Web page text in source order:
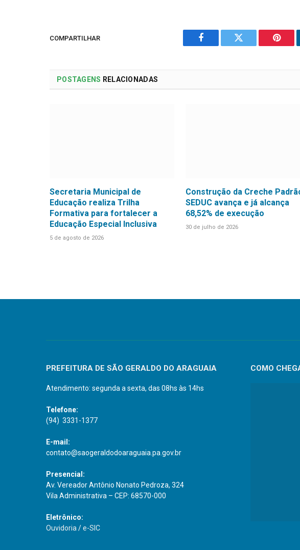
COMPARTILHAR
Facebook Twitter
POSTAGENS RELACIONADAS
Secretaria Municipal de
Educação realiza Trilha
Formativa para fortalecer a
Educação Especial Inclusiva
5 de agosto de 2026
Construção da Creche
SEDUC avança e já alcança
68,52% de execução
30 de julho de 2026
PREFEITURA DE SÃO GERALDO DO ARAGUAIA
Atendimento: segunda a sexta, das 08hs às 14hs
Telefone:
(94) 3331-1377
E-mail:
contato@saogeraldodoaraguaia.pa.gov.br
Presencial:
Av. Vereador Antônio Nonato Pedroza, 324
Vila Administrativa – CEP: 68570-000
Eletrônico:
Ouvidoria /e-SIC
COMO